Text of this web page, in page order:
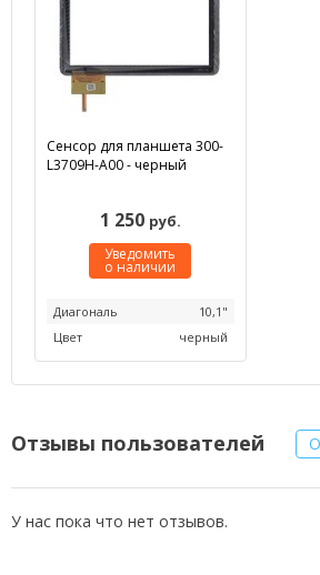
Сенсор для планшета 300-
L3709H-A00 - черный
1 250 руб.
Уведомить
о наличии
Диагональ
10,1"
Цвет
черный
Отзывы пользователей
У нас пока что нет отзывов.